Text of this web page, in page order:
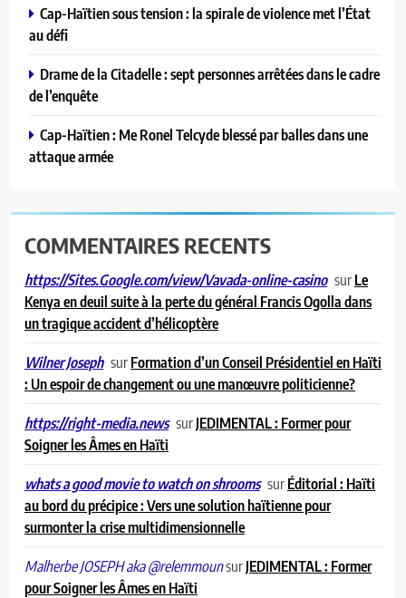
Cap-Haïtien sous tension : la spirale de violence met l’État
au défi
Drame de la Citadelle : sept personnes arrêtées dans le cadre
de l’enquête
Cap-Haïtien : Me Ronel Telcyde blessé par balles dans une
attaque armée
COMMENTAIRES RECENTS
https://Sites.Google.com/view/Vavada-online-casino surLe
Kenya en deuil suite à la perte du général Francis Ogolla dans
un tragique accident d’hélicoptère
Wilner Joseph surFormation d’un Conseil Présidentiel en Haïti
: Un espoir de changement ou une manœuvre politicienne?
https://right-media.news surJEDIMENTAL : Former pour
Soigner les Âmes en Haïti
whats a good movie to watch on shrooms surÉditorial : Haïti
au bord du précipice : Vers une solution haïtienne pour
surmonter la crise multidimensionnelle
Malherbe JOSEPH aka @relemmounsurJEDIMENTAL : Former
pour Soigner les Âmes en Haïti